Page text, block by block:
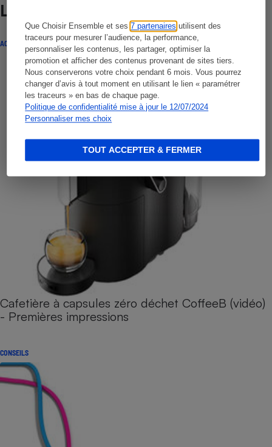
Que Choisir Ensemble et ses7 partenaires utilisent des
traceurs pour mesurer l’audience, la performance,
personnaliser les contenus, les partager, optimiser la
promotion et afficher des contenus provenant de sites tiers.
Nous conserverons votre choix pendant 6 mois. Vous pourrez
changer d’avis à tout moment en utilisant le lien « paramétrer
les traceurs » en bas de chaque page.
Politique de confidentialité mise à jour le 12/07/2024
Personnaliser mes choix
TOUT ACCEPTER & FERMER
Lire aussi
ACTUALITÉ
Cafetière à capsules zéro déchet CoffeeB (vidéo)
- Premières impressions
CONSEILS